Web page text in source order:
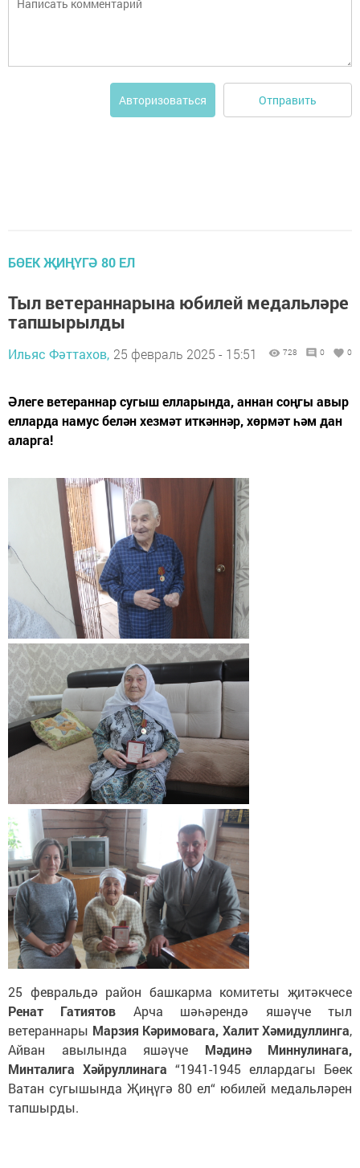
Авторизоваться Отправить
БӨЕК ҖИҢҮГӘ 80 ЕЛ
Тыл ветераннарына юбилей медальләре
тапшырылды
Ильяс Фәттахов, 25 февраль 2025 - 15:51 728 0 0
Әлеге ветераннар сугыш елларында, аннан соңгы авыр
елларда намус белән хезмәт иткәннәр, хөрмәт һәм дан
аларга!
25 февральдә район башкарма комитеты җитәкчесе
Ренат Гатиятов Арча шәһәрендә яшәүче тыл
ветераннары Марзия Кәримовага, Халит Хәмидуллинга,
Айван авылында яшәүче Мәдинә Миннулинага,
Минталига Хәйруллинага “1941-1945 еллардагы Бөек
Ватан сугышында Җиңүгә 80 ел“ юбилей медальләрен
тапшырды.